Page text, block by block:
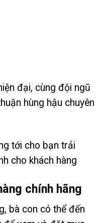
đại, cùng đội ngũ
hùng hậu chuyên
tới cho bạn trải
cho khách hàng
chính hãng
bà con có thể đến